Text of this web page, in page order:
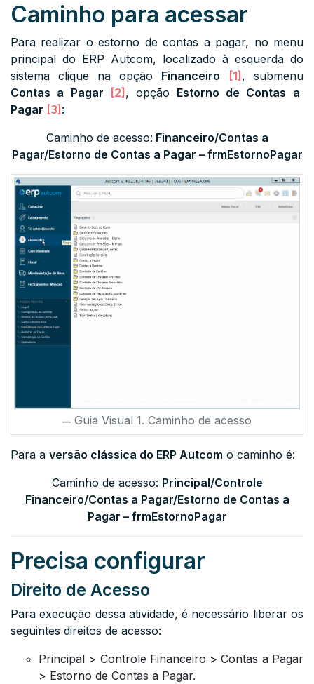
Caminho para acessar
Para realizar o estorno de contas a pagar, no menu
principal do ERP Autcom, localizado à esquerda do
sistema clique na opção Financeiro [1] , submenu
Contas a Pagar [2] , opção Estorno de Contas a
Pagar [3] :
Caminho de acesso: Financeiro/Contas a
Pagar/Estorno de Contas a Pagar – frmEstornoPagar
Guia Visual 1. Caminho de acesso
Para a versão clássica do ERP Autcom o caminho é:
Caminho de acesso: Principal/Controle
Financeiro/Contas a Pagar/Estorno de Contas a
Pagar – frmEstornoPagar
Precisa configurar
Direito de Acesso
Para execução dessa atividade, é necessário liberar os
seguintes direitos de acesso:
Principal > Controle Financeiro > Contas a Pagar
> Estorno de Contas a Pagar.